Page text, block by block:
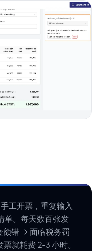
工开票，重复输入
单。每天数百张发
额错 → 面临税务罚
就耗费 2-3 小时。